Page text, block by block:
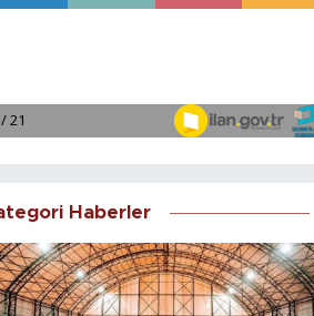
Haberler